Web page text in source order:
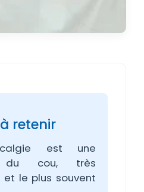
retenir
est une
du cou, très
le plus souvent